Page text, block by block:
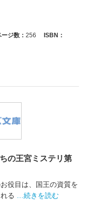
ージ数： 256
ISBN：
の王宮ミステリ第
役目は、国王の資質を
る
…続きを読む